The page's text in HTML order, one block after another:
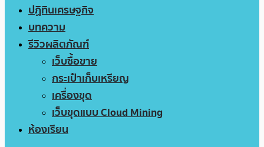
ปฏิทินเศรษฐกิจ
บทความ
รีวิวผลิตภัณฑ์
เว็บซื้อขาย
กระเป๋าเก็บเหรียญ
เครื่องขุด
เว็บขุดแบบ Cloud Mining
ห้องเรียน